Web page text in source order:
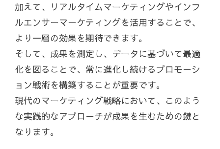
加えて、リアルタイムマーケティングやインフ
ルエンサーマーケティングを活用することで、
より一層の効果を期待できます。
そして、成果を測定し、データに基づいて最適
化を図ることで、常に進化し続けるプロモーシ
ョン戦術を構築することが重要です。
現代のマーケティング戦略において、このよう
な実践的なアプローチが成果を生むための鍵と
なります。